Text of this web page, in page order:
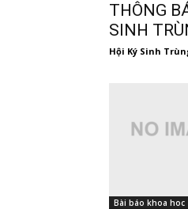
THÔNG
SINH
Hội Ký Sinh
Bài báo khoa hoc